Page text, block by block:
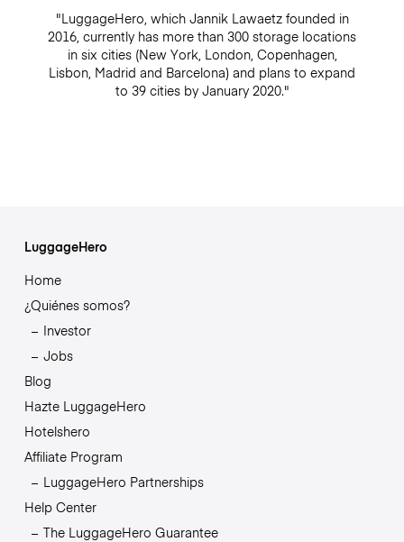
"LuggageHero, which Jannik Lawaetz founded in
2016, currently has more than 300 storage locations
in six cities (New York, London, Copenhagen,
Lisbon, Madrid and Barcelona) and plans to expand
to 39 cities by January 2020."
LuggageHero
Home
¿Quiénes somos?
Investor
Jobs
Blog
Hazte LuggageHero
Hotelshero
Affiliate Program
LuggageHero Partnerships
Help Center
The LuggageHero Guarantee